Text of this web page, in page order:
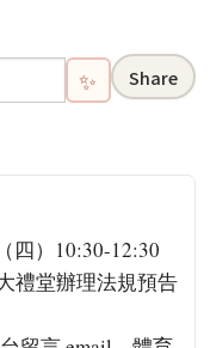
✨ Share
四）10:30-12:30
禮堂辦理法規預告